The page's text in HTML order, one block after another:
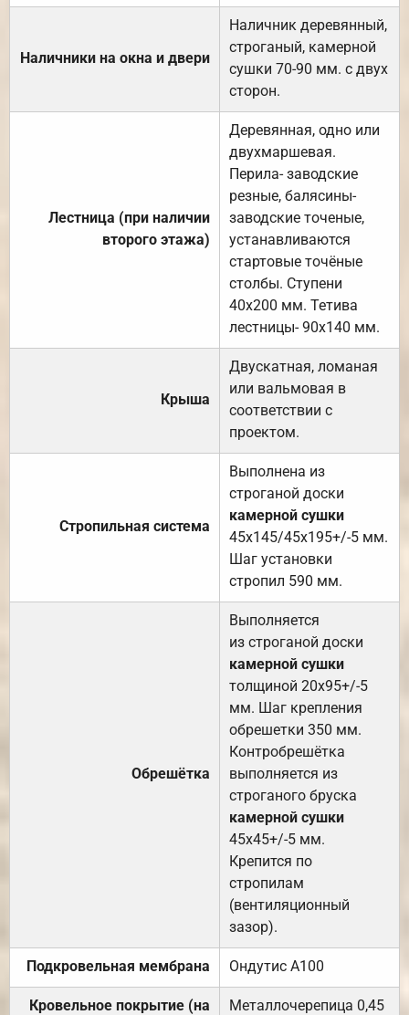
Наличники на окна и двери
Наличник деревянный,
строганый, камерной
сушки 70-90 мм. с двух
сторон.
Лестница (при наличии
второго этажа)
Деревянная, одно или
двухмаршевая.
Перила- заводские
резные, балясины-
заводские точеные,
устанавливаются
стартовые точёные
столбы. Ступени
40х200 мм. Тетива
лестницы- 90х140 мм.
Крыша
Двускатная, ломаная
или вальмовая в
соответствии с
проектом.
Стропильная система
Выполнена из
строганой доски
камерной сушки
45х145/45х195+/-5 мм.
Шаг установки
стропил 590 мм.
Обрешётка
Выполняется
из строганой доски
камерной сушки
толщиной 20х95+/-5
мм. Шаг крепления
обрешетки 350 мм.
Контробрешётка
выполняется из
строганого бруска
камерной сушки
45х45+/-5 мм.
Крепится по
стропилам
(вентиляционный
зазор).
Подкровельная мембрана Ондутис А100
Кровельное покрытие (на
Металлочерепица 0,45